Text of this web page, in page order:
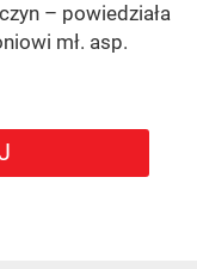
– powiedziała
mł. asp.